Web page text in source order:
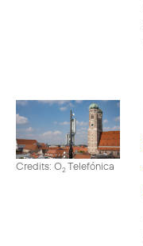
Credits: O2Telefónica